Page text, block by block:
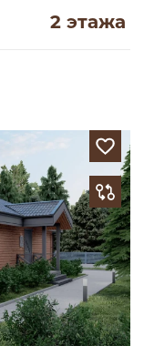
2 этажа